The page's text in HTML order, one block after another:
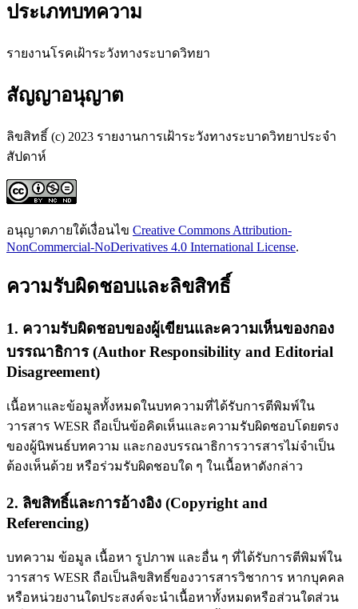
ประเภทบทความ
รายงานโรคเฝ้าระวังทางระบาดวิทยา
สัญญาอนุญาต
ลิขสิทธิ์ (c) 2023 รายงานการเฝ้าระวังทางระบาดวิทยาประจำ
สัปดาห์
อนุญาตภายใต้เงื่อนไข Creative Commons Attribution-
NonCommercial-NoDerivatives 4.0 International License.
ความรับผิดชอบและลิขสิทธิ์
1. ความรับผิดชอบของผู้เขียนและความเห็นของกอง
บรรณาธิการ (Author Responsibility and Editorial
Disagreement)
เนื้อหาและข้อมูลทั้งหมดในบทความที่ได้รับการตีพิมพ์ใน
วารสาร WESR ถือเป็นข้อคิดเห็นและความรับผิดชอบโดยตรง
ของผู้นิพนธ์บทความ และกองบรรณาธิการวารสารไม่จำเป็น
ต้องเห็นด้วย หรือร่วมรับผิดชอบใด ๆ ในเนื้อหาดังกล่าว
2. ลิขสิทธิ์และการอ้างอิง (Copyright and
Referencing)
บทความ ข้อมูล เนื้อหา รูปภาพ และอื่น ๆ ที่ได้รับการตีพิมพ์ใน
วารสาร WESR ถือเป็นลิขสิทธิ์ของวารสารวิชาการ หากบุคคล
หรือหน่วยงานใดประสงค์จะนำเนื้อหาทั้งหมดหรือส่วนใดส่วน